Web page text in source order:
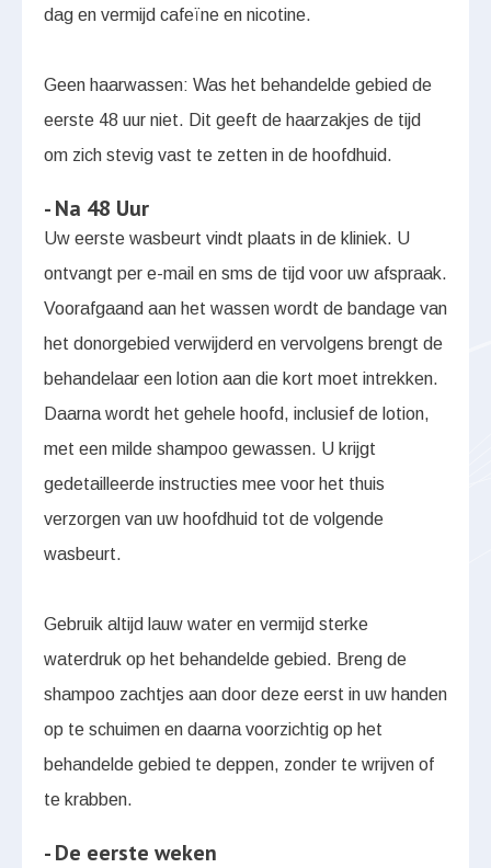
dag en vermijd cafeïne en nicotine.
Geen haarwassen: Was het behandelde gebied de
eerste 48 uur niet. Dit geeft de haarzakjes de tijd
om zich stevig vast te zetten in de hoofdhuid.
- Na 48 Uur
Uw eerste wasbeurt vindt plaats in de kliniek. U
ontvangt per e-mail en sms de tijd voor uw afspraak.
Voorafgaand aan het wassen wordt de bandage van
het donorgebied verwijderd en vervolgens brengt de
behandelaar een lotion aan die kort moet intrekken.
Daarna wordt het gehele hoofd, inclusief de lotion,
met een milde shampoo gewassen. U krijgt
gedetailleerde instructies mee voor het thuis
verzorgen van uw hoofdhuid tot de volgende
wasbeurt.
Gebruik altijd lauw water en vermijd sterke
waterdruk op het behandelde gebied. Breng de
shampoo zachtjes aan door deze eerst in uw handen
op te schuimen en daarna voorzichtig op het
behandelde gebied te deppen, zonder te wrijven of
te krabben.
- De eerste weken